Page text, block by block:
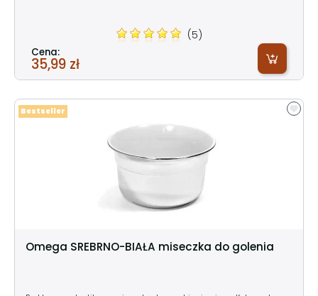
(5)
Cena:
35,99 zł
Omega SREBRNO-BIAŁA miseczka do golenia
Bestseller